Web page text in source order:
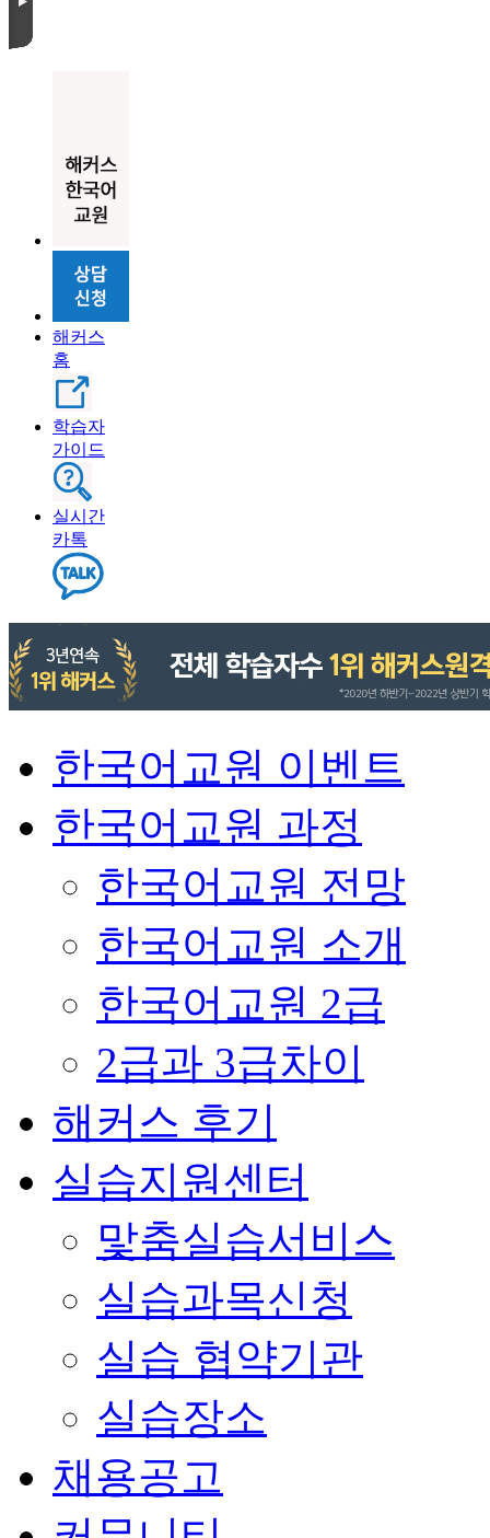
해커스
홈
학습자
가이드
실시간
카톡
한국어교원 이벤트
한국어교원 과정
한국어교원 전망
한국어교원 소개
한국어교원 2급
2급과 3급차이
해커스 후기
실습지원센터
맟춤실습서비스
실습과목신청
실습 협약기관
실습장소
채용공고